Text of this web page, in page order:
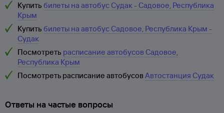
Купить билеты на автобус Судак - Садовое, Республика
Крым
Купить билеты на автобус Садовое, Республика Крым -
Судак
Посмотреть расписание автобусов Садовое,
Республика Крым
Посмотреть расписание автобусовАвтостанция Судак
Ответы на частые вопросы